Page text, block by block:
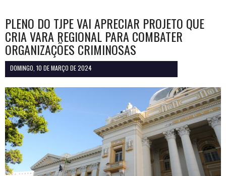
PLENO DO TJPE VAI APRECIAR PROJETO QUE
CRIA VARA REGIONAL PARA COMBATER
ORGANIZAÇÕES CRIMINOSAS
DOMINGO, 10 DE MARÇO DE 2024